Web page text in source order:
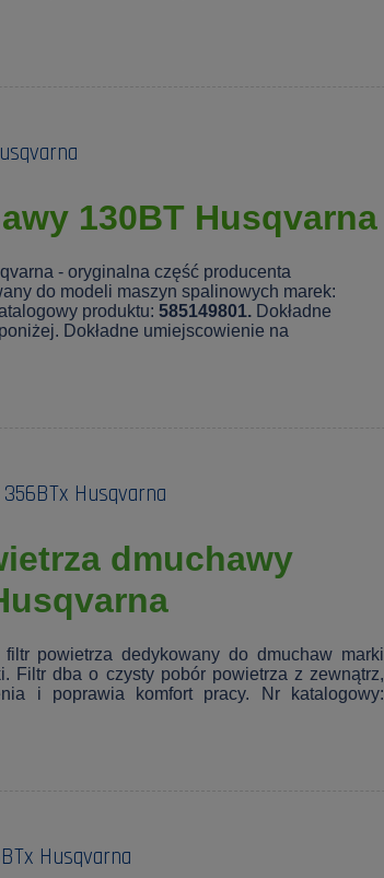
130BT Husqvarna
- oryginalna część producenta
do modeli maszyn spalinowych marek:
produktu:585149801. Dokładne
Dokładne umiejscowienie na
Husqvarna
dmuchawy
powietrza dedykowany do dmuchaw marki
Filtr dba o czysty pobór powietrza z zewnątrz,
i poprawia komfort pracy. Nr katalogowy:
Husqvarna